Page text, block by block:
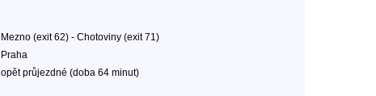
Mezno (exit 62) - Chotoviny (exit 71)
Praha
opět průjezdné (doba 64 minut)